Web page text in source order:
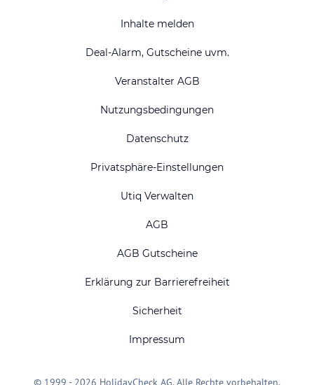
Inhalte melden
Deal-Alarm, Gutscheine uvm.
Veranstalter AGB
Nutzungsbedingungen
Datenschutz
Privatsphäre-Einstellungen
Utiq Verwalten
AGB
AGB Gutscheine
Erklärung zur Barrierefreiheit
Sicherheit
Impressum
© 1999 - 2026 HolidayCheck AG. Alle Rechte vorbehalten.